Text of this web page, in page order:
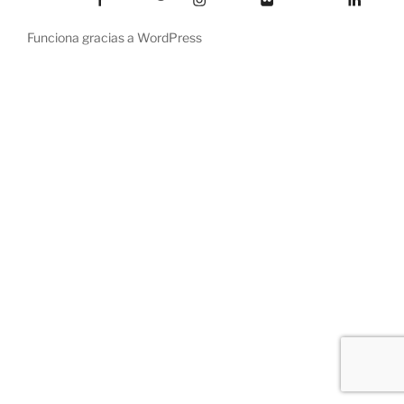
Funciona gracias a WordPress